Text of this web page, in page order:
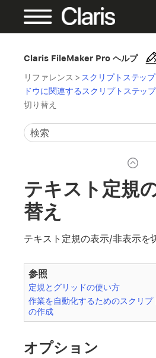
Claris FileMaker Pro ヘルプ
リファレンス > スクリプトステッ
ドウに関連するスクリプトステップ
切り替え
テキスト定規
替え
テキスト定規の表示/非表示を
参照
定規とグリッドの使い方
作業を自動化するためのスクリプ
の作成
オプション